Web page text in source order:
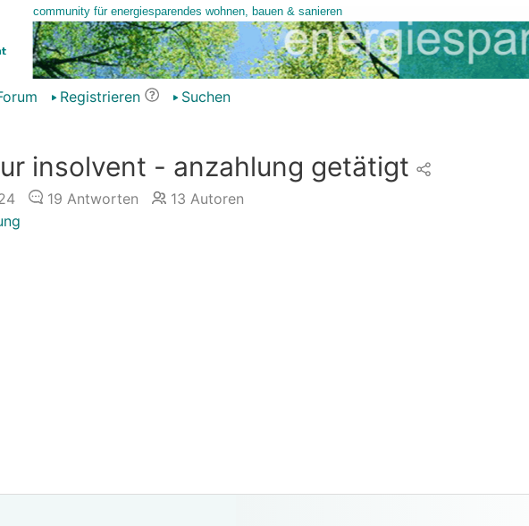
Registrieren
Suchen
insolvent - anzahlung getätigt
19 Antworten 13 Autoren